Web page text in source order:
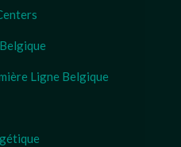
Ligne Belgique